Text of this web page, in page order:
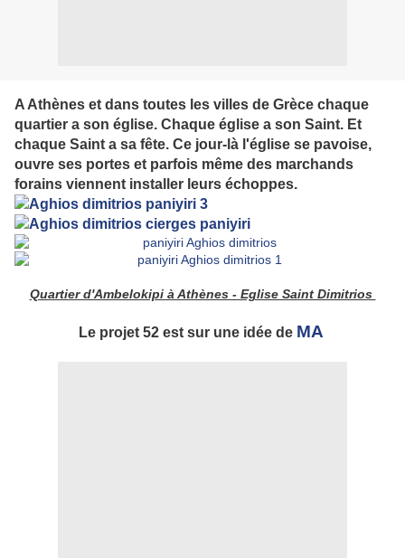
A Athènes et dans toutes les villes de Grèce chaque
quartier a son église. Chaque église a son Saint. Et
chaque Saint a sa fête. Ce jour-là l'église se pavoise,
ouvre ses portes et parfois même des marchands
forains viennent installer leurs échoppes.
Quartier d'Ambelokipi à Athènes - Eglise Saint Dimitrios
Le projet 52 est sur une idée de MA